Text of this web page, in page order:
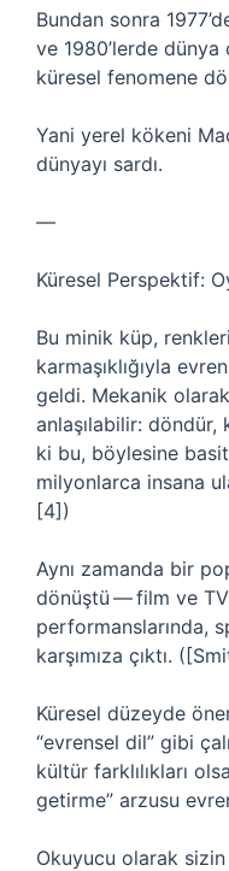
Bundan sonra
ve 1980’lerde dünya
küresel fenomene
Yani yerel kökeni
dünyayı sardı.
—
Küresel Perspektif:
Bu minik küp,
karmaşıklığıyla
geldi. Mekanik
anlaşılabilir: döndür,
ki bu, böylesine
milyonlarca insana
[4])
Aynı zamanda bir
dönüştü — film ve
performanslarında,
karşımıza çıktı.
Küresel düzeyde
“evrensel dil” gibi
kültür farklılıkları
getirme” arzusu
Okuyucu olarak